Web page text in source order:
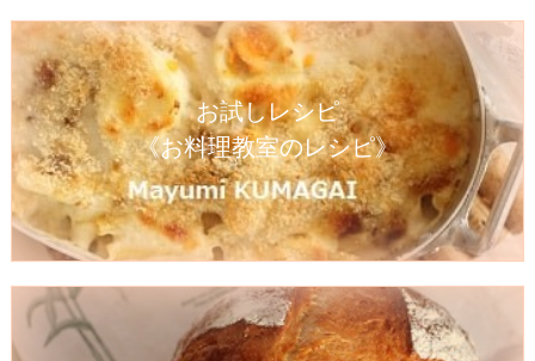
お試しレシピ
《お料理教室のレシピ》